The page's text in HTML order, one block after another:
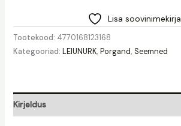
Lisa soovinimekirja
Tootekood: 4770168123168
Kategooriad: LEIUNURK, Porgand, Seemned
Kirjeldus